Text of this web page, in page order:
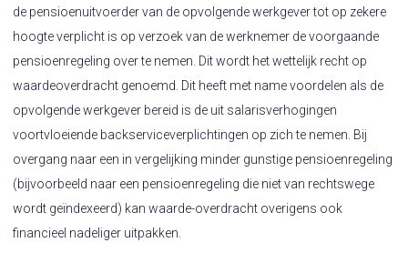
de pensioenuitvoerder van de opvolgende werkgever tot op zekere
hoogte verplicht is op verzoek van de werknemer de voorgaande
pensioenregeling over te nemen. Dit wordt het wettelijk recht op
waardeoverdracht genoemd. Dit heeft met name voordelen als de
opvolgende werkgever bereid is de uit salarisverhogingen
voortvloeiende backserviceverplichtingen op zich te nemen. Bij
overgang naar een in vergelijking minder gunstige pensioenregeling
(bijvoorbeeld naar een pensioenregeling die niet van rechtswege
wordt geïndexeerd) kan waarde-overdracht overigens ook
financieel nadeliger uitpakken.